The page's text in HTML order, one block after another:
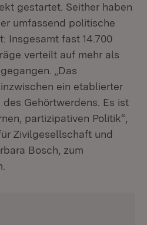
gestartet. Seither haben
umfassend politische
Insgesamt fast 14.700
verteilt auf mehr als
„Das
ein etablierter
Gehörtwerdens. Es ist
partizipativen Politik“,
Zivilgesellschaft und
Bosch, zum